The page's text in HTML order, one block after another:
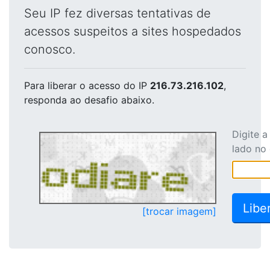
Seu IP fez diversas tentativas de
acessos suspeitos a sites hospedados
conosco.
Para liberar o acesso do IP 216.73.216.102,
responda ao desafio abaixo.
[trocar imagem]
Digite
lado no